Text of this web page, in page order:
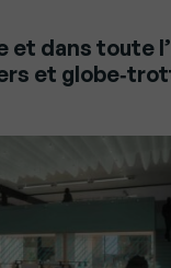
et dans toute
et